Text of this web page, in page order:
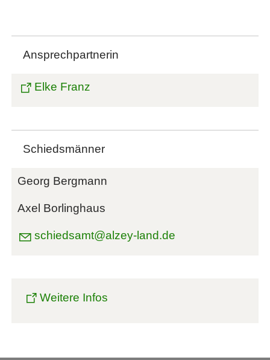
Ansprechpartnerin
Elke Franz
Schiedsmänner
Georg Bergmann
Axel Borlinghaus
schiedsamt@alzey-land.de
Weitere Infos